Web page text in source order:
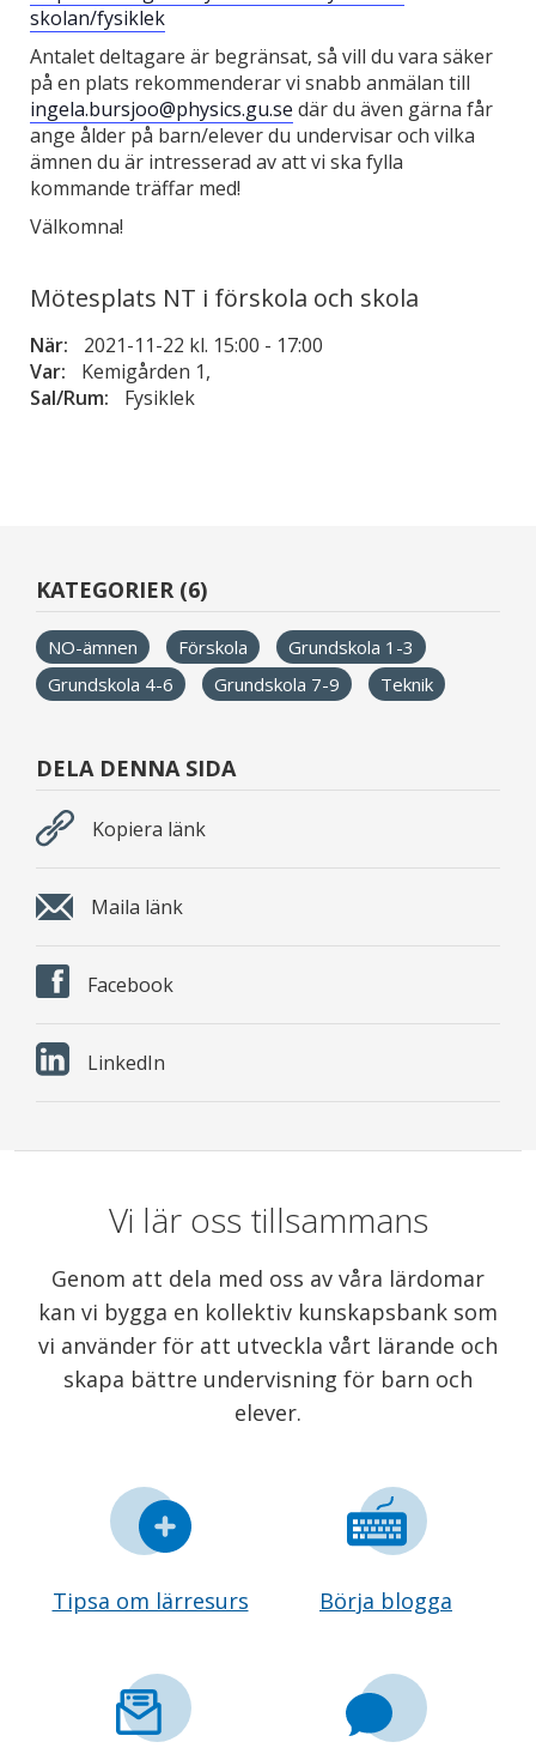
skolan/fysiklek
Antalet deltagare är begränsat, så vill du vara säker
på en plats rekommenderar vi snabb anmälan till
ingela.bursjoo@physics.gu.se där du även gärna får
ange ålder på barn/elever du undervisar och vilka
ämnen du är intresserad av att vi ska fylla
kommande träffar med!
Välkomna!
Mötesplats NT i förskola och skola
När: 2021-11-22 kl. 15:00 - 17:00
Var:
Kemigården 1,
Sal/Rum:
Fysiklek
KATEGORIER (6)
NO-ämnen Förskola
Grundskola 1-3
Grundskola 4-6
Grundskola 7-9 Teknik
DELA DENNA SIDA
Kopiera länk
Maila länk
Facebook
LinkedIn
Vi lär oss tillsammans
Genom att dela med oss av våra lärdomar
kan vi bygga en kollektiv kunskapsbank som
vi använder för att utveckla vårt lärande och
skapa bättre undervisning för barn och
elever.
Tipsa om lärresurs Börja blogga